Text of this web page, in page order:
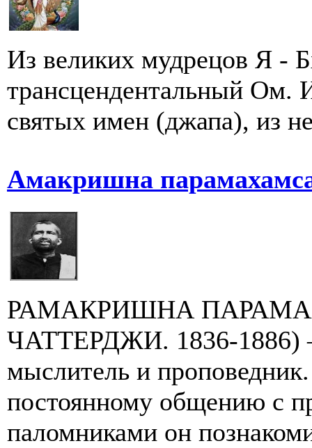
Из великих мудрецов Я -
трансцендентальный Ом.
святых имен (джапа), из
Амакришна
РАМАКРИШНА
ЧАТТЕРДЖИ. 1836-1886)
мыслитель и
постоянному общению с
паломниками он